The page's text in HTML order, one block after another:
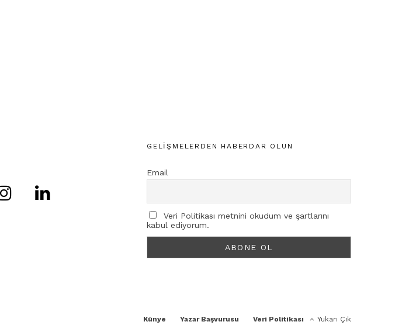
GELIŞMELERDEN HABERDAR OLUN
Email
Veri Politikası metnini okudum ve şartlarını
kabul ediyorum.
Künye Yazar Başvurusu Veri Politikası Yukarı Çık